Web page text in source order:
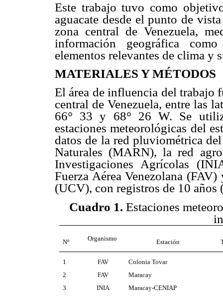
Este trabajo tuvo como
aguacate desde el punto de
zona central de Venezuela,
información geográfica
elementos relevantes de clima y
MATERIALES Y MÉTODOS
El área de influencia del trabajo
central de Venezuela, entre las
66° 33 y 68° 26 W. Se
estaciones meteorológicas del
datos de la red pluviométrica
Naturales (MARN), la red
Investigaciones Agrícolas
Fuerza Aérea Venezolana
(UCV), con registros de 10 años
Cuadro 1. Estaciones
Nº Organismo Estación
1 FAV Colonia Tovar
2
FAV Maracay
3
INIA Maracay-CENIAP